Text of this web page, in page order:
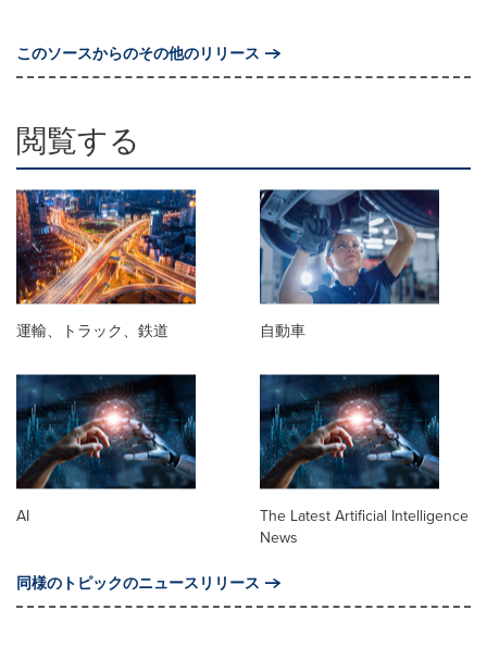
このソースからのその他のリリース
閲覧する
運輸、トラック、鉄道 自動車
AI
The Latest Artificial Intelligence
News
同様のトピックのニュースリリース